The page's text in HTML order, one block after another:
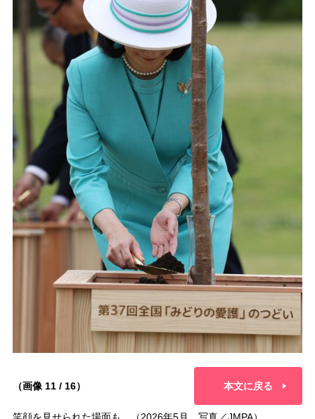
（画像 11 / 16） 本文に戻る